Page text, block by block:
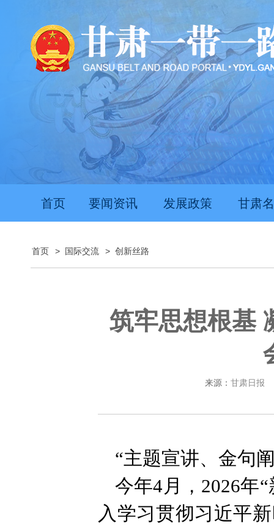
首页 要闻资讯 发展政策 甘肃
首页 > 国际交流 > 创新丝路
筑牢思想根基
来源： 甘肃日报
“主题宣讲、金句
今年4月，2026年
入学习贯彻习近平